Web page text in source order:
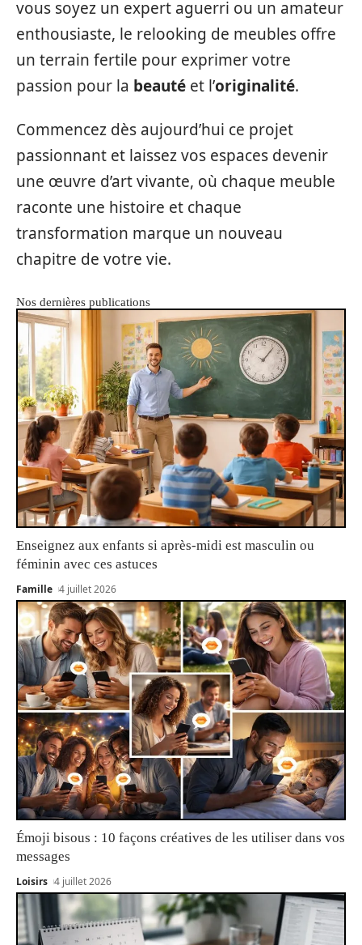
vous soyez un expert aguerri ou un amateur
enthousiaste, le relooking de meubles offre
un terrain fertile pour exprimer votre
passion pour la beauté et l’originalité.
Commencez dès aujourd’hui ce projet
passionnant et laissez vos espaces devenir
une œuvre d’art vivante, où chaque meuble
raconte une histoire et chaque
transformation marque un nouveau
chapitre de votre vie.
Nos dernières publications
Enseignez aux enfants si après-midi est masculin ou
féminin avec ces astuces
Famille 4 juillet 2026
Émoji bisous : 10 façons créatives de les utiliser dans vos
messages
Loisirs 4 juillet 2026